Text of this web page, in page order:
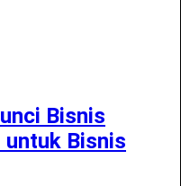
Bisnis
Bisnis